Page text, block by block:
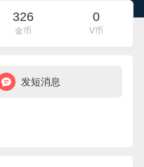
326
金币
0
V币
发短消息